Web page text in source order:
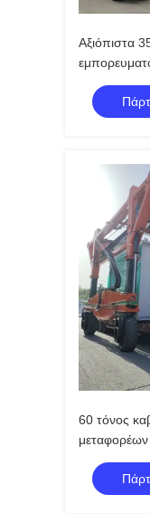
Αξιόπιστα
γερανών
60 τόνος
για την
μεγέθους